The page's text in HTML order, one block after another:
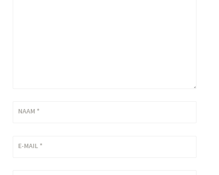
NAAM *
E-MAIL *